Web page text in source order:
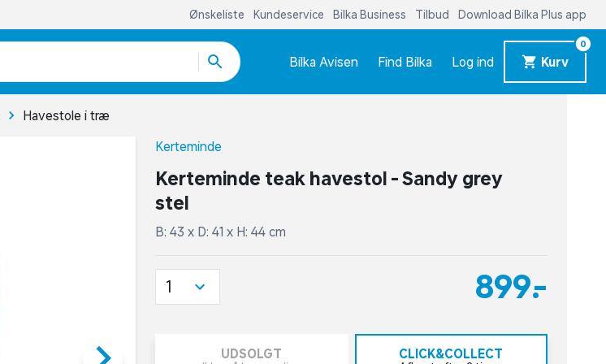
Ønskeliste Kundeservice Bilka Business Tilbud Download Bilka Plus app
Bilka Avisen Find Bilka Log ind Kurv
0
Havestole i træ
Kerteminde
Kerteminde teak havestol - Sandy grey
stel
B: 43 x D: 41 x H: 44 cm
899,-
1
UDSOLGT CLICK&COLLECT